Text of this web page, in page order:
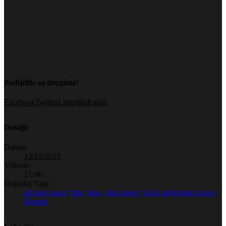
Podijelite sa drugima!
Facebook TwitterLinkedInEmail:
Detalji:
Datum:
13/12/2023
Vrijeme:
21:00
Događaj Tags:
art kino arsen, film, kino, kino arsen, Kuća umjetnosti Arsen,
Šibenik